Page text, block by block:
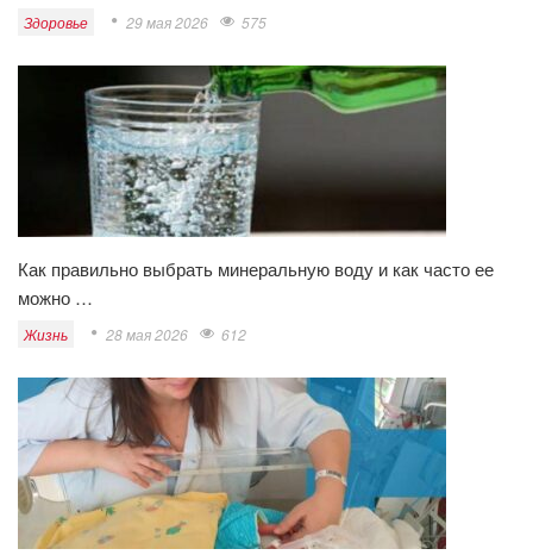
Здоровье 29 мая 2026 575
Как правильно выбрать минеральную воду и как часто ее
можно …
Жизнь 28 мая 2026 612